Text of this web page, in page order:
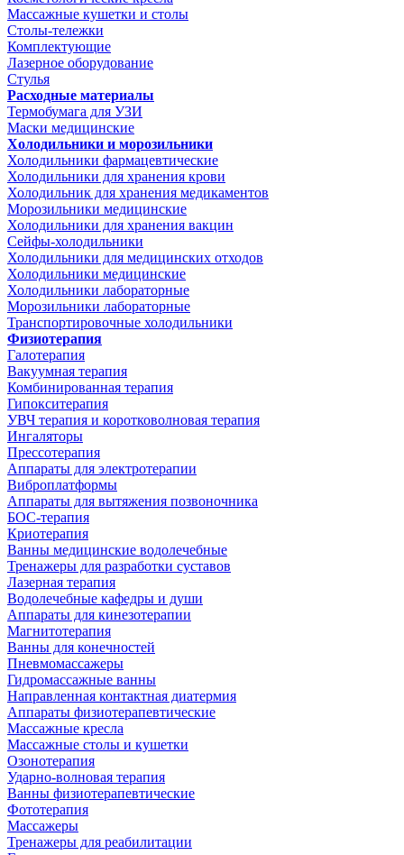
Массажные кушетки и столы
Столы-тележки
Комплектующие
Лазерное оборудование
Стулья
Расходные материалы
Термобумага для УЗИ
Маски медицинские
Холодильники и морозильники
Холодильники фармацевтические
Холодильники для хранения крови
Холодильник для хранения медикаментов
Морозильники медицинские
Холодильники для хранения вакцин
Сейфы-холодильники
Холодильники для медицинских отходов
Холодильники медицинские
Холодильники лабораторные
Морозильники лабораторные
Транспортировочные холодильники
Физиотерапия
Галотерапия
Вакуумная терапия
Комбинированная терапия
Гипокситерапия
УВЧ терапия и коротковолновая терапия
Ингаляторы
Прессотерапия
Аппараты для электротерапии
Виброплатформы
Аппараты для вытяжения позвоночника
БОС-терапия
Криотерапия
Ванны медицинские водолечебные
Тренажеры для разработки суставов
Лазерная терапия
Водолечебные кафедры и души
Аппараты для кинезотерапии
Магнитотерапия
Ванны для конечностей
Пневмомассажеры
Гидромассажные ванны
Направленная контактная диатермия
Аппараты физиотерапевтические
Массажные кресла
Массажные столы и кушетки
Озонотерапия
Ударно-волновая терапия
Ванны физиотерапевтические
Фототерапия
Массажеры
Тренажеры для реабилитации